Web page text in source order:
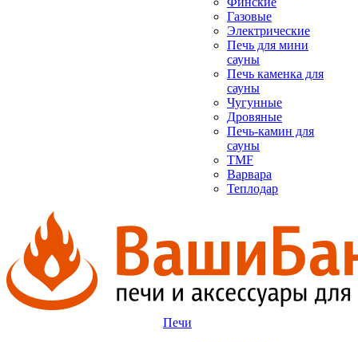
Газовые
Электрические
Печь для мини
сауны
Печь каменка для
сауны
Чугунные
Дровяные
Печь-камин для
сауны
TMF
Варвара
Теплодар
Печи